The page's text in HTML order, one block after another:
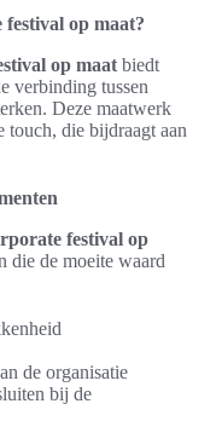
op maat?
op maat biedt
verbinding tussen
Deze maatwerk
touch, die bijdraagt aan
festival op
die de moeite waard
de organisatie
bij de